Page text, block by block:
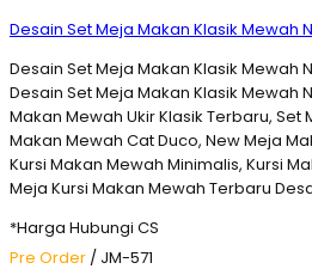
Desain Set Meja Makan Klasik Mewah
Desain Set Meja Makan Klasik Mewah
Desain Set Meja Makan Klasik Mewah
Makan Mewah Ukir Klasik Terbaru, Set
Makan Mewah Cat Duco, New Meja
Kursi Makan Mewah Minimalis, Kursi
Meja Kursi Makan Mewah Terbaru
*Harga Hubungi CS
Pre Order / JM-571